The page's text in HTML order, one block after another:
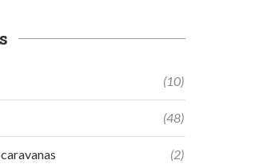
(10)
(48)
(2)